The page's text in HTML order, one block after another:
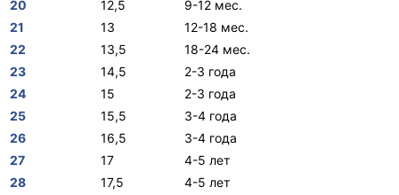
20 12,5
9-12 мес.
21
13
12-18 мес.
22
13,5
18-24 мес.
23
14,5
2-3 года
24
15
2-3 года
25
15,5
3-4 года
26
16,5
3-4 года
27
17
4-5 лет
28
17,5
4-5 лет